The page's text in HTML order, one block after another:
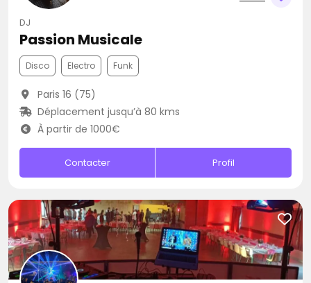
DJ
Passion Musicale
Disco Electro Funk
Paris 16 (75)
Déplacement jusqu’à 80 kms
À partir de 1000€
Contacter Profil